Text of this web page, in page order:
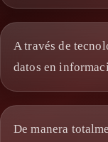
A través de
datos en
De manera